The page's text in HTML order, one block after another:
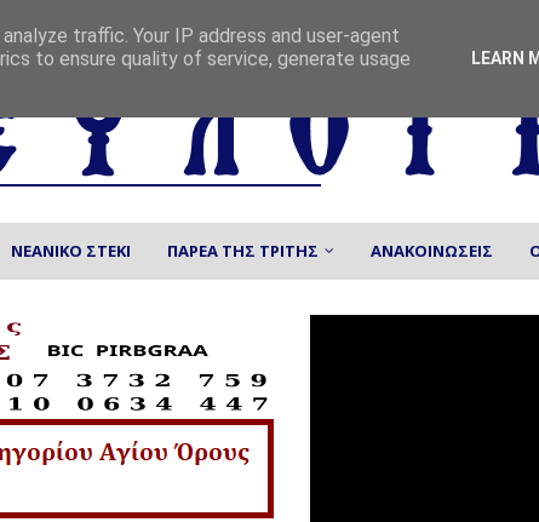
ΝΕΑΝΙΚΟ ΣΤΕΚΙ ΠΑΡΕΑ ΤΗΣ ΤΡΙΤΗΣ ΑΝΑΚΟΙΝΩΣΕΙΣ
traffic. Your IP address and user-agent
to ensure quality of service, generate usage
LEARN